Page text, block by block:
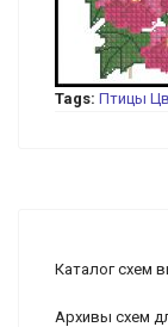
Tags: Птицы
Каталог схем
Архивы схем